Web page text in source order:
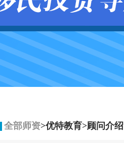
全部师资>优特教育>顾问介绍